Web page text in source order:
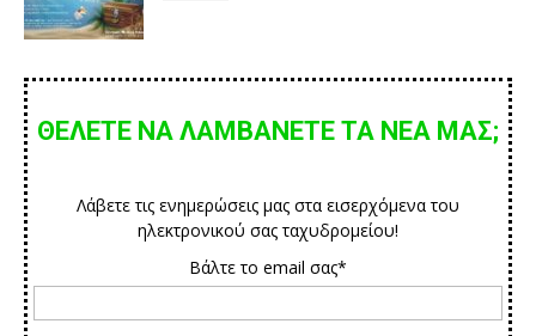
ΘΕΛΕΤΕ ΝΑ ΛΑΜΒΑΝΕΤΕ ΤΑ ΝΕΑ ΜΑΣ;
Λάβετε τις ενημερώσεις μας στα εισερχόμενα του
ηλεκτρονικού σας ταχυδρομείου!
Βάλτε το email σας*